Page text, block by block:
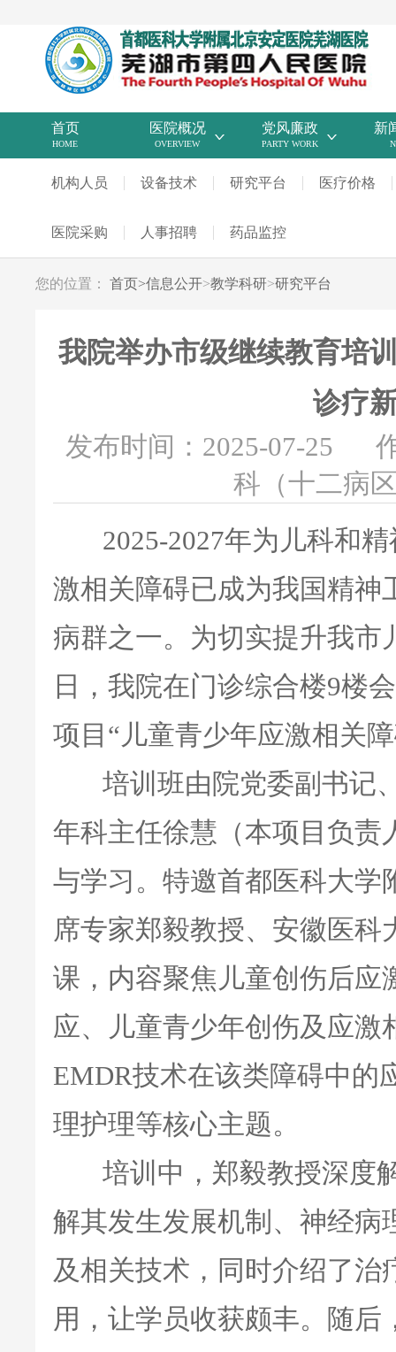
首页
HOME
医院概况
OVERVIEW
党风廉政
PARTY WORK
新
机构人员 设备技术 研究平台 医疗价格
医院采购 人事招聘 药品监控
您的位置： 首页>信息公开>教学科研>研究平台
我院举办市级继续教育培
诊疗
发布时间：2025-07-25
科（十二病
2025-2027年为儿科和精
激相关障碍已成为我国精神
病群之一。为切实提升我市
日，我院在门诊综合楼9楼
项目“儿童青少年应激相关
培训班由院党委副书记
年科主任徐慧（本项目负责
与学习。特邀首都医科大学
席专家郑毅教授、安徽医
课，内容聚焦儿童创伤后应
应、儿童青少年创伤及应
EMDR技术在该类障碍中的
理护理等核心主题。
培训中，郑毅教授深度
解其发生发展机制、神经病
及相关技术，同时介绍了
用，让学员收获颇丰。随